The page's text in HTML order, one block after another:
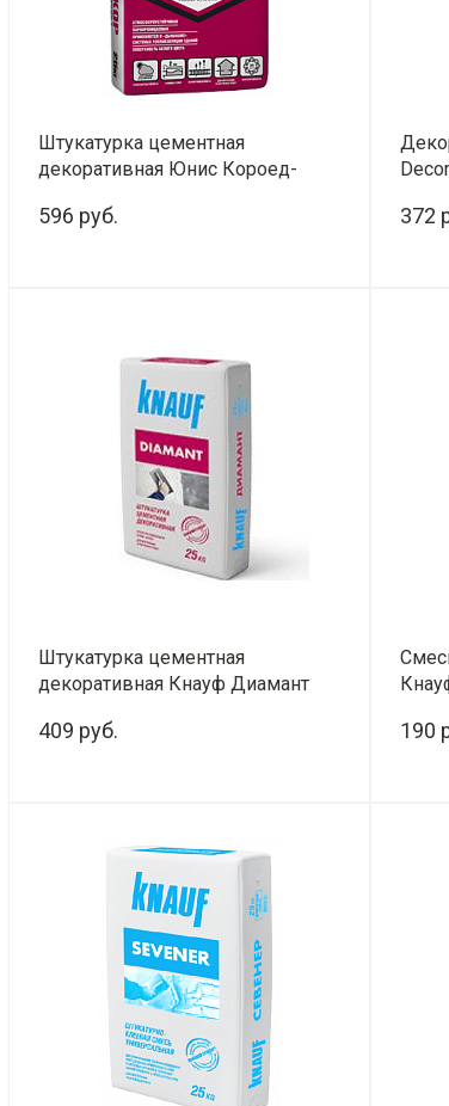
Штукатурка цементная
декоративная Юнис Короед-
596 руб. 372
Штукатурка цементная
декоративная Кнауф Диамант
409 руб. 190